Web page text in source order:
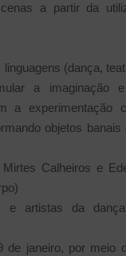
a partir da
linguagens (dança,
a imaginação
a experimentação
objetos
Mirtes Calheiros e
e artistas da
de janeiro, por meio